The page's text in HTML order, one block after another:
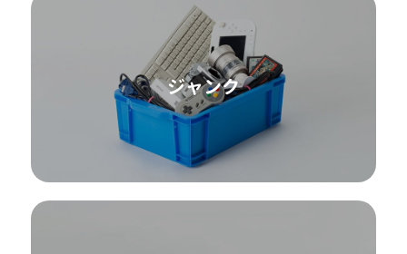
ジャンク